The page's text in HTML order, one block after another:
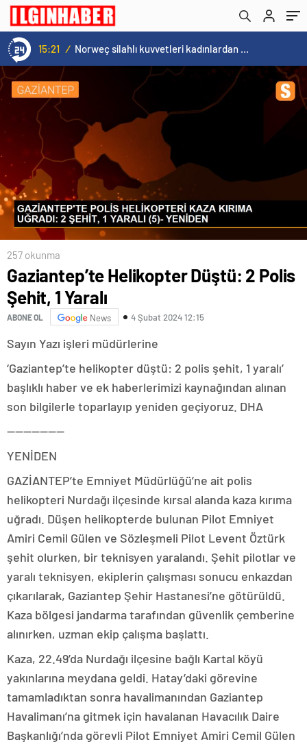
15:20 / Cristiano Ronaldo’nun akıllara zarar tüm kariyerinin istatistiğini çıkardık !
257 okunma
Gaziantep’te Helikopter Düştü: 2 Polis
Şehit, 1 Yaralı
ABONE OL News 4 Şubat 2024 12:15
Sayın Yazı işleri müdürlerine
‘Gaziantep’te helikopter düştü: 2 polis şehit, 1 yaralı’
başlıklı haber ve ek haberlerimizi kaynağından alınan
son bilgilerle toparlayıp yeniden geçiyoruz. DHA
———————
YENİDEN
GAZİANTEP’te Emniyet Müdürlüğü’ne ait polis
helikopteri Nurdağı ilçesinde kırsal alanda kaza kırıma
uğradı. Düşen helikopterde bulunan Pilot Emniyet
Amiri Cemil Gülen ve Sözleşmeli Pilot Levent Öztürk
şehit olurken, bir teknisyen yaralandı. Şehit pilotlar ve
yaralı teknisyen, ekiplerin çalışması sonucu enkazdan
çıkarılarak, Gaziantep Şehir Hastanesi’ne götürüldü.
Kaza bölgesi jandarma tarafından güvenlik çemberine
alınırken, uzman ekip çalışma başlattı.
Kaza, 22.49’da Nurdağı ilçesine bağlı Kartal köyü
yakınlarına meydana geldi. Hatay’daki görevine
tamamladıktan sonra havalimanından Gaziantep
Havalimanı’na gitmek için havalanan Havacılık Daire
Başkanlığı’nda görevli Pilot Emniyet Amiri Cemil Gülen